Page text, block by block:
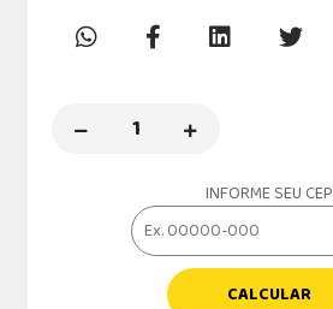
INFORME SEU CEP
CALCULAR